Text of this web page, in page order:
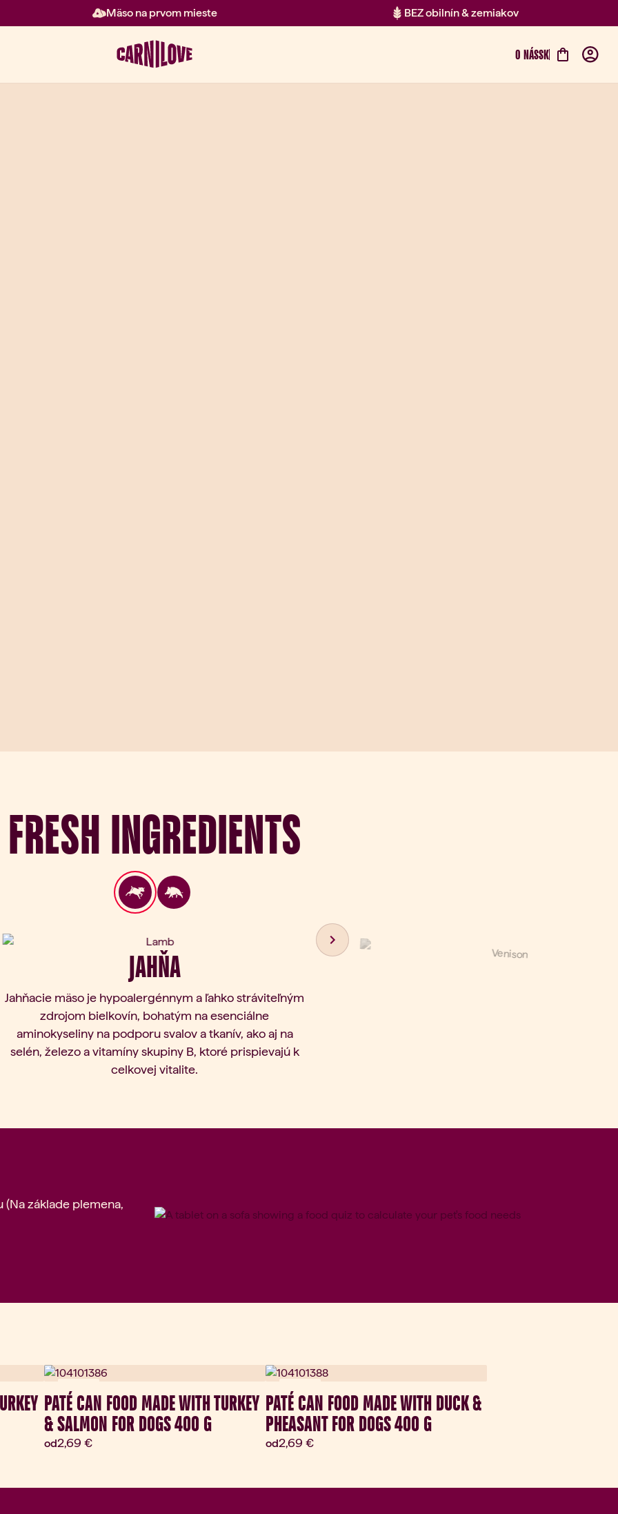
Mäso na prvom mieste BEZ obilnín & zemiakov
O NÁSSK
Fresh Ingredients
slide Next slide
JAHŇA
Jahňacie mäso je hypoalergénnym a ľahko stráviteľným
zdrojom bielkovín, bohatým na esenciálne
aminokyseliny na podporu svalov a tkanív, ako aj na
selén, železo a vitamíny skupiny B, ktoré prispievajú k
celkovej vitalite.
základe plemena,
PATÉ CAN FOOD MADE WITH TURKEY
& SALMON FOR DOGS 400 G
odAktuálna cena:
2,69 €
PATÉ CAN FOOD MADE WITH DUCK &
PHEASANT FOR DOGS 400 G
odAktuálna cena:
2,69 €